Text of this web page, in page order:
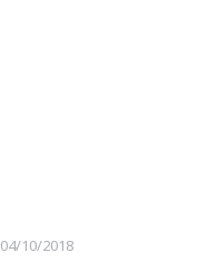
04/10/2018